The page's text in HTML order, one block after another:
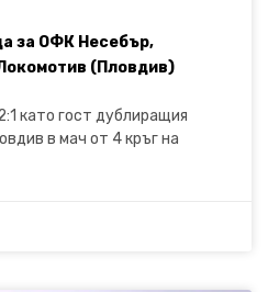
за ОФК Несебър,
(Пловдив)
като гост дублиращия
в мач от 4 кръг на